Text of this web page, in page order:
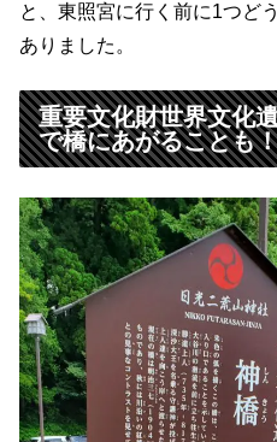
と、東照宮に行く前に1つど
ありました。
重要文化財世界文化
で橋にあがることも